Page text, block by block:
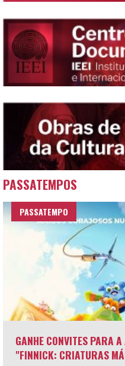
PASSATEMPOS
PASSATEMPO
GANHE CONVITES PARA
"FINNICK: CRIATURAS